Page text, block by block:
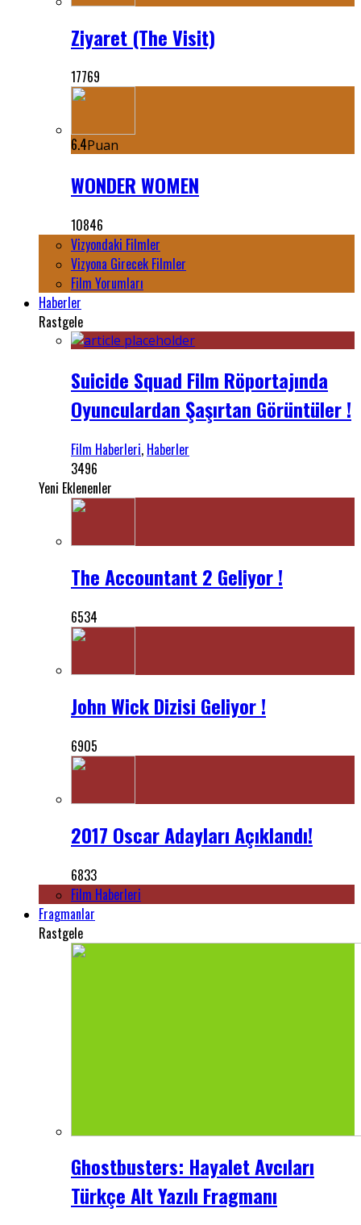
Ziyaret (The Visit)
17769
6.4Puan
WONDER WOMEN
10846
Vizyondaki Filmler
Vizyona Girecek Filmler
Film Yorumları
Haberler
Rastgele
Suicide Squad Film Röportajında
Oyunculardan Şaşırtan Görüntüler !
Film Haberleri, Haberler
3496
Yeni Eklenenler
The Accountant 2 Geliyor !
6534
John Wick Dizisi Geliyor !
6905
2017 Oscar Adayları Açıklandı!
6833
Film Haberleri
Fragmanlar
Rastgele
Ghostbusters: Hayalet Avcıları
Türkçe Alt Yazılı Fragmanı